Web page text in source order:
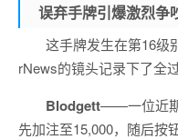
误弃手牌引爆激烈争
这手牌发生在第16级
rNews的镜头记录下了全过
Blodgett——一位近
先加注至15,000，随后按